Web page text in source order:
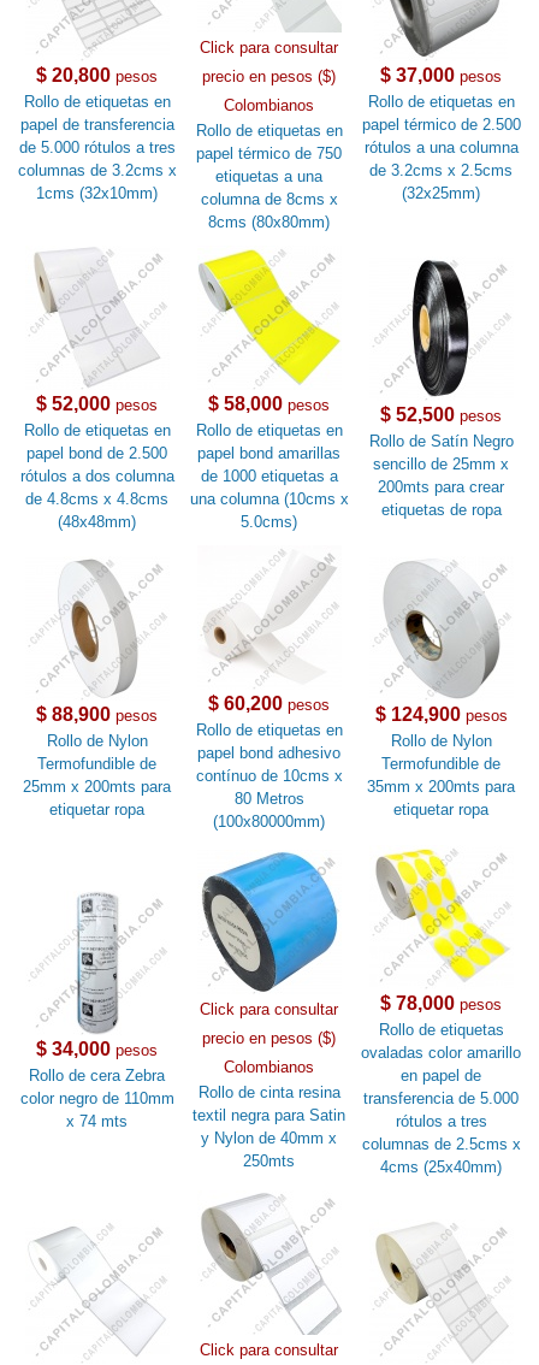
$ 20,800 pesos
Rollo de etiquetas en
papel de transferencia
de 5.000 rótulos a tres
columnas de 3.2cms x
1cms (32x10mm)
Click para consultar
precio en pesos ($)
Colombianos
Rollo de etiquetas en
papel térmico de 750
etiquetas a una
columna de 8cms x
8cms (80x80mm)
$ 37,000 pesos
Rollo de etiquetas en
papel térmico de 2.500
rótulos a una columna
de 3.2cms x 2.5cms
(32x25mm)
$ 52,000 pesos
Rollo de etiquetas en
papel bond de 2.500
rótulos a dos columna
de 4.8cms x 4.8cms
(48x48mm)
$ 58,000 pesos
Rollo de etiquetas en
papel bond amarillas
de 1000 etiquetas a
una columna (10cms x
5.0cms)
$ 52,500 pesos
Rollo de Satín Negro
sencillo de 25mm x
200mts para crear
etiquetas de ropa
$ 88,900 pesos
Rollo de Nylon
Termofundible de
25mm x 200mts para
etiquetar ropa
$ 60,200 pesos
Rollo de etiquetas en
papel bond adhesivo
contínuo de 10cms x
80 Metros
(100x80000mm)
$ 124,900pesos
Rollo de Nylon
Termofundible de
35mm x 200mts para
etiquetar ropa
$ 34,000 pesos
Rollo de cera Zebra
color negro de 110mm
x 74 mts
Click para consultar
precio en pesos ($)
Colombianos
Rollo de cinta resina
textil negra para Satin
y Nylon de 40mm x
250mts
$ 78,000 pesos
Rollo de etiquetas
ovaladas color amarillo
en papel de
transferencia de 5.000
rótulos a tres
columnas de 2.5cms x
4cms (25x40mm)
Click para consultar